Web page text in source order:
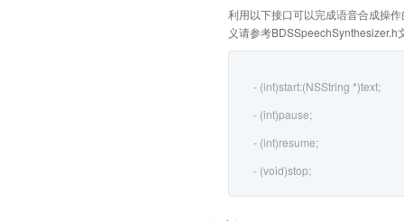
利用以下接口可以完成语音合成操
义请参考BDSSpeechSynthesizer.h
- (int)start:(NSString *)text;
- (int)pause;
- (int)resume;
- (void)stop;